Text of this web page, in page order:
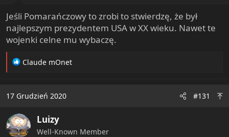
Jeśli Pomarańczowy to zrobi to stwierdzę, że był
najlepszym prezydentem USA w XX wieku. Nawet te
wojenki celne mu wybaczę.
R
t
o
n
Claude mOnet
17 Grudzień 2020 #131
Luizy
Well-Known Member